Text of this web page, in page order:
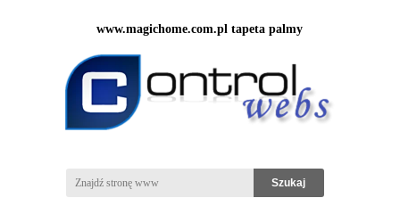
www.magichome.com.pl tapeta palmy